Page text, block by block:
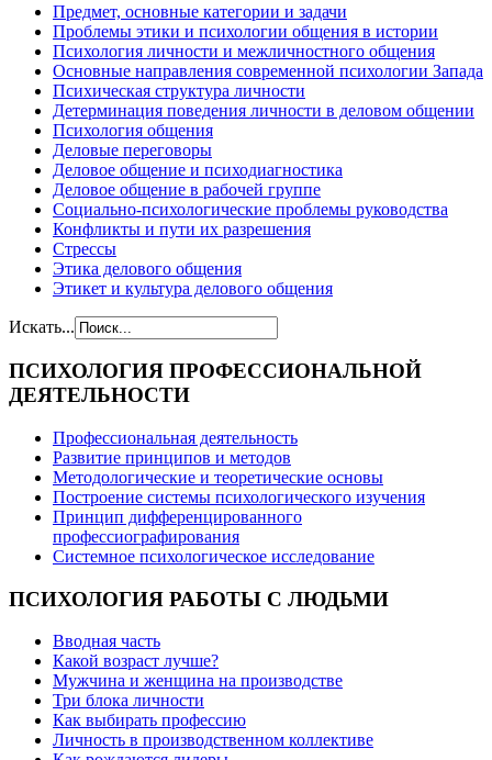
Предмет, основные категории и задачи
Проблемы этики и психологии общения в истории
Психология личности и межличностного общения
Основные направления современной психологии Запада
Психическая структура личности
Детерминация поведения личности в деловом общении
Психология общения
Деловые переговоры
Деловое общение и психодиагностика
Деловое общение в рабочей группе
Cоциально-психологические проблемы руководства
Конфликты и пути их разрешения
Стрессы
Этика делового общения
Этикет и культура делового общения
Искать...
ПСИХОЛОГИЯ ПРОФЕССИОНАЛЬНОЙ
ДЕЯТЕЛЬНОСТИ
Профессиональная деятельность
Развитие принципов и методов
Методологические и теоретические основы
Построение системы психологического изучения
Принцип дифференцированного
профессиографирования
Системное психологическое исследование
ПСИХОЛОГИЯ РАБОТЫ С ЛЮДЬМИ
Вводная часть
Какой возраст лучше?
Мужчина и женщина на производстве
Три блока личности
Как выбирать профессию
Личность в производственном коллективе